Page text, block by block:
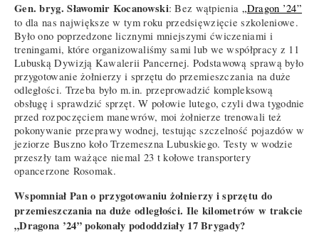
Gen. bryg. Sławomir Kocanowski: Bez wątpienia „Dragon ’24”
to dla nas największe w tym roku przedsięwzięcie szkoleniowe.
Było ono poprzedzone licznymi mniejszymi ćwiczeniami i
treningami, które organizowaliśmy sami lub we współpracy z 11
Lubuską Dywizją Kawalerii Pancernej. Podstawową sprawą było
przygotowanie żołnierzy i sprzętu do przemieszczania na duże
odległości. Trzeba było m.in. przeprowadzić kompleksową
obsługę i sprawdzić sprzęt. W połowie lutego, czyli dwa tygodnie
przed rozpoczęciem manewrów, moi żołnierze trenowali też
pokonywanie przeprawy wodnej, testując szczelność pojazdów w
jeziorze Buszno koło Trzemeszna Lubuskiego. Testy w wodzie
przeszły tam ważące niemal 23 t kołowe transportery
opancerzone Rosomak.
Wspomniał Pan o przygotowaniu żołnierzy i sprzętu do
przemieszczania na duże odległości. Ile kilometrów w trakcie
„Dragona ’24” pokonały pododdziały 17 Brygady?